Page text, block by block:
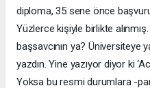
diploma, 35 sene önce
Yüzlerce kişiyle birlikte
başsavcının ya? Üniversiteye
yazdın. Yine yazıyor diyor ki
Yoksa bu resmi durumlara -